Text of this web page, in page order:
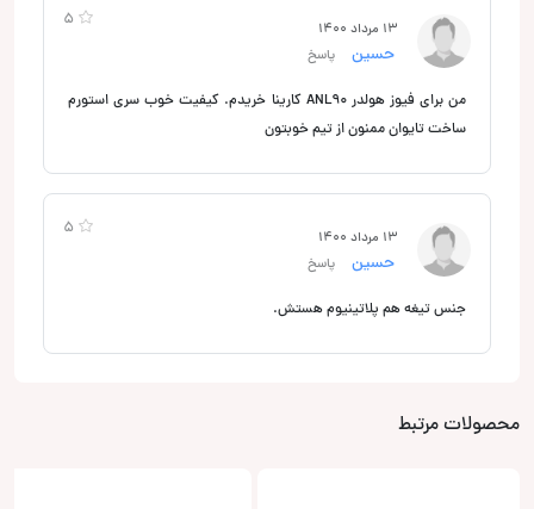
5 13 مرداد 1400
حسین پاسخ
من برای فیوز هولدر ANL90 کارینا خریدم. کیفیت خوب سری استورم
ساخت تایوان ممنون از تیم خوبتون
5 13 مرداد 1400
حسین پاسخ
جنس تیغه هم پلاتینیوم هستش.
محصولات مرتبط